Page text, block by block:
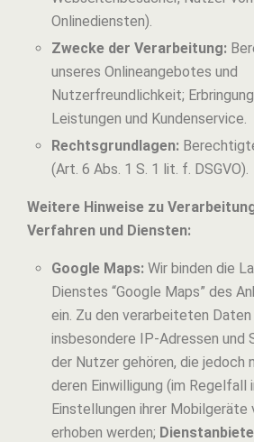
Onlinediensten).
Zwecke der Verarbeitung:
unseres Onlineangebotes und
Nutzerfreundlichkeit;
Leistungen und Kundenservice.
Rechtsgrundlagen:
(Art. 6 Abs. 1 S. 1 lit. f. DSGVO).
Weitere Hinweise zu
Verfahren und Diensten:
Google Maps: Wir binden die
Dienstes “Google Maps” des
ein. Zu den verarbeiteten Daten
insbesondere IP-Adressen und
der Nutzer gehören, die jedoch
deren Einwilligung (im Regelfall
Einstellungen ihrer Mobilgeräte
erhoben werden;